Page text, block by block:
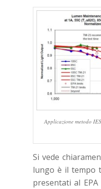
Applicazione metodo
Si vede
lungo è il tempo
presentati al